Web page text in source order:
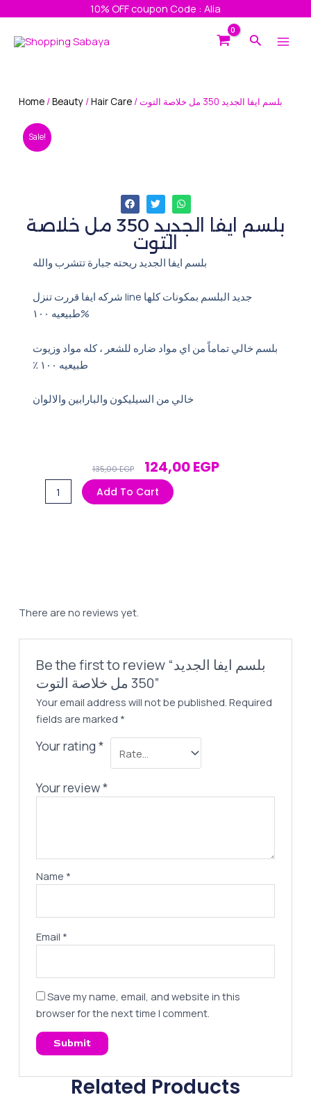
content
10% OFF coupon Code : Alia
Search
بلسم ايفا الجديد 350 مل خلاصة
التوت
بلسم ايفا الجديد ريحته جبارة تتشرب والله
شركه ايفا قررت تنزل line جديد البلسم بمكونات كلها
طبيعيه ١٠٠%
بلسم خالي تماماً من اي مواد ضاره للشعر ، كله مواد وزيوت
طبيعيه ١٠٠ ٪؜
خالي من السيليكون والبارابين والالوان
135,00EGP Original
Price
Was:
124,00EGPCurrent
Add To Cart
Home/Beauty/Hair Care / بلسم ايفا الجديد 350 مل خلاصة التوت
Sale!
There are no reviews yet.
Be the first to review “بلسم ايفا الجديد
350 مل خلاصة التوت”
Your email address will not be published. Required
fields are marked *
Your rating*
Your review*
Name *
Email *
Save my name, email, and website in this
browser for the next time I comment.
Related Products